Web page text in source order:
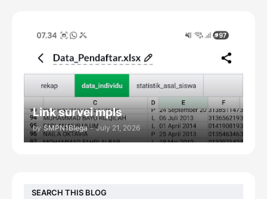
Link survei mpls
by SMPN1Blega - July 21, 2026
SEARCH THIS BLOG